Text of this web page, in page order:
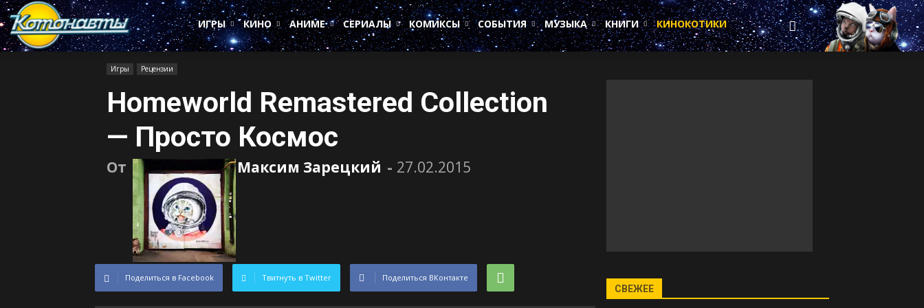
Котонавты
ИГРЫ
КИНО АНИМЕ СЕРИАЛЫ КОМИКСЫ СОБЫТИЯ МУЗЫКА КНИГИ КИНОКОТИКИ
Игры Рецензии
Homeworld Remastered Collection
— Просто Космос
От Максим Зарецкий - 27.02.2015
Поделиться в Facebook Твитнуть в Twitter Поделиться ВКонтакте
СВЕЖЕЕ